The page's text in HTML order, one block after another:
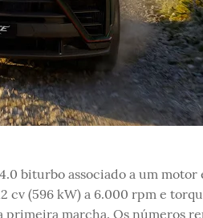
biturbo associado a um
cv (596 kW) a 6.000 rpm e
marcha. Os números